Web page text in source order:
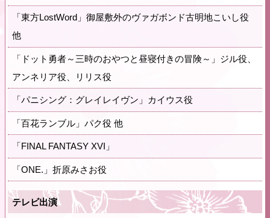
「東方LostWord」御屋敷外のヴァガボンド古明地こいし役
他
「ドット勇者～三時のおやつと昼寝付きの冒険～」ジル役、
アンネリア役、リリス役
「パニシング：グレイレイヴン」カイウス役
「百花ランブル」パク役 他
「FINAL FANTASY XVI」
「ONE.」折原みさお役
テレビ出演